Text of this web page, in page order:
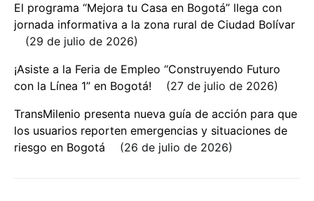
El programa “Mejora tu Casa en Bogotá” llega con
jornada informativa a la zona rural de Ciudad Bolívar
29 de julio de 2026
¡Asiste a la Feria de Empleo “Construyendo Futuro
con la Línea 1” en Bogotá!
27 de julio de 2026
TransMilenio presenta nueva guía de acción para que
los usuarios reporten emergencias y situaciones de
riesgo en Bogotá
26 de julio de 2026